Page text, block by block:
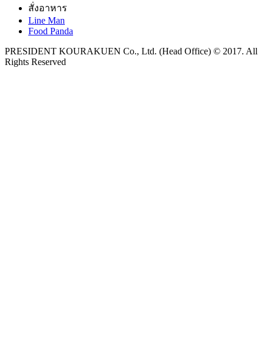
สั่งอาหาร
Line Man
Food Panda
PRESIDENT KOURAKUEN Co., Ltd. (Head Office) © 2017. All
Rights Reserved